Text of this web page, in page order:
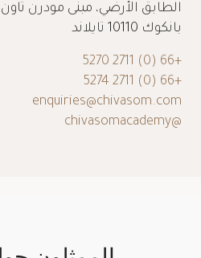
بانكوك 10110 تايلاند
+66 (0) 2711 5270
+66 (0) 2711 5274
enquiries@chivasom.com
@chivasomacademy